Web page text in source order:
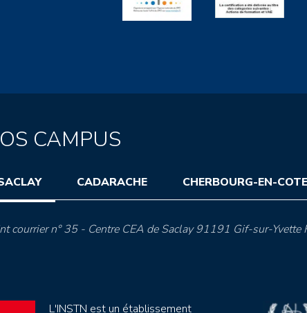
CAMPUS
CADARACHE CHERBOURG-EN-
courrier n° 35 - Centre CEA de Saclay 91191 Gif-sur-Yvette
L'INSTN est un établissement